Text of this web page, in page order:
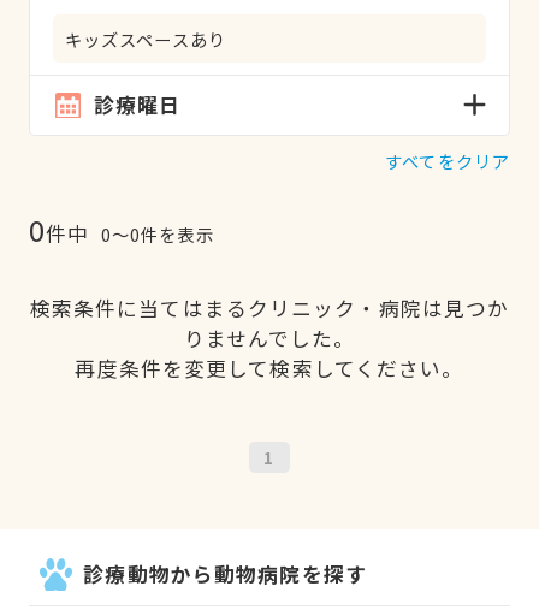
キッズスペースあり
診療曜日
すべてをクリア
0件中 0〜0件を表示
検索条件に当てはまるクリニック・病院は見つか
りませんでした。
再度条件を変更して検索してください。
1
診療動物から動物病院を探す